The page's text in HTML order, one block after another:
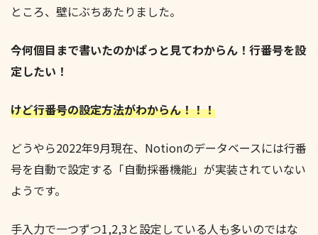
ところ、壁にぶちあたりました。
今何個目まで書いたのかぱっと見てわからん！行番号を設
定したい！
けど行番号の設定方法がわからん！！！
どうやら2022年9月現在、Notionのデータベースには行番
号を自動で設定する「自動採番機能」が実装されていない
ようです。
手入力で一つずつ1,2,3と設定している人も多いのではな